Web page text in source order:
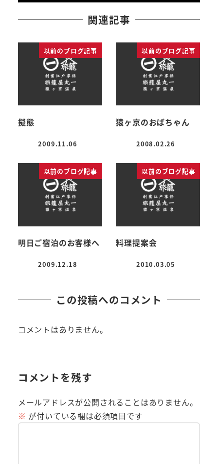
関連記事
以前のブログ記事
擬態
投稿日
2009.11.06
以前のブログ記事
猿ヶ京のおばちゃん
投稿日
2008.02.26
以前のブログ記事
明日ご宿泊のお客様へ
投稿日
2009.12.18
以前のブログ記事
料理提案会
投稿日
2010.03.05
この投稿へのコメント
コメントはありません。
コメントを残す
メールアドレスが公開されることはありません。
※ が付いている欄は必須項目です